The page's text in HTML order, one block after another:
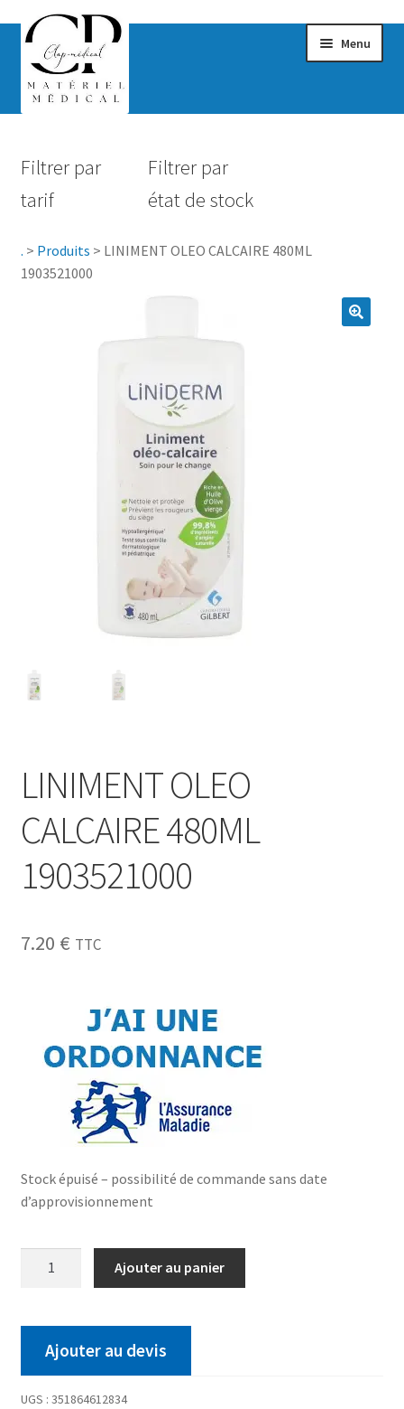
Menu
Hygiène
Accessoires Salle de bain
Vêtements & Chaussures
Filtrer par
tarif
Filtrer par
état de stock
. > Produits > LINIMENT OLEO CALCAIRE 480ML
1903521000
LINIMENT OLEO
CALCAIRE 480ML
1903521000
7.20 € TTC
Stock épuisé – possibilité de commande sans date
d’approvisionnement
Ajouter au panier
Ajouter au devis
UGS : 351864612834